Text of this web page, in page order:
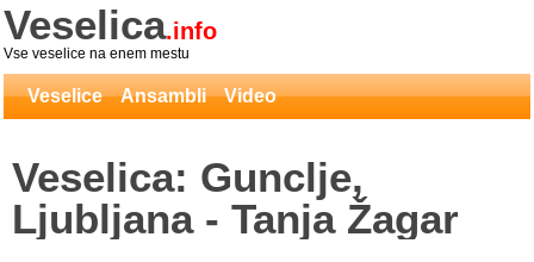
Veselica.info
Vse veselice na enem mestu
Veselice Ansambli Video
Veselica: Gunclje,
Ljubljana - Tanja Žagar